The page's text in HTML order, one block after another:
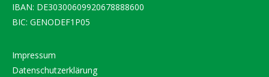
IBAN: DE30300609920678888600
BIC: GENODEF1P05
Impressum
Datenschutzerklärung